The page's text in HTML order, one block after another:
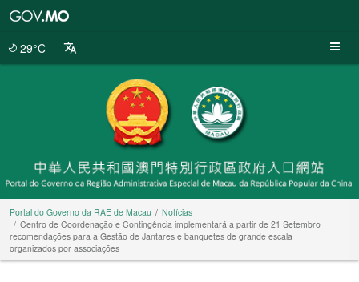
29°C
Portal do Governo da RAE de Macau
Notícias
Centro de Coordenação e Contingência implementará a partir de 21 Setembro
recomendações para a Gestão de Jantares e banquetes de grande escala
organizados por associações